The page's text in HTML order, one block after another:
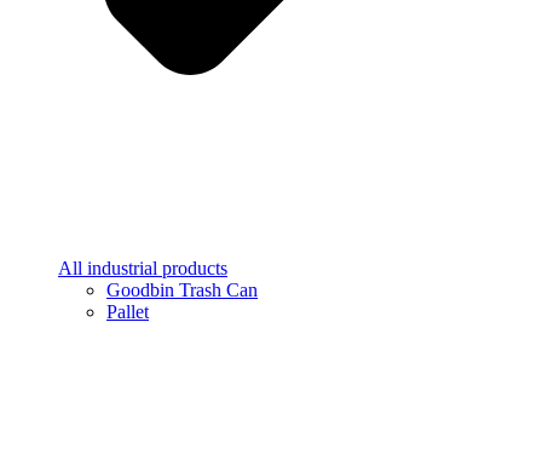
All industrial products
Goodbin Trash Can
Pallet